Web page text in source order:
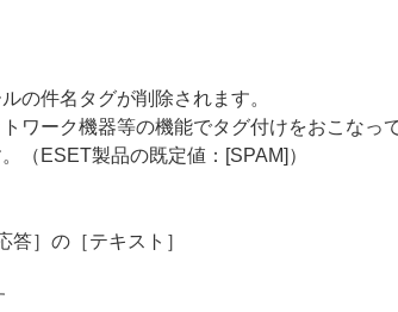
の件名タグが削除されます。
ワーク機器等の機能でタグ付けをおこなっ
（ESET製品の既定値：[SPAM]）
］の［テキスト］